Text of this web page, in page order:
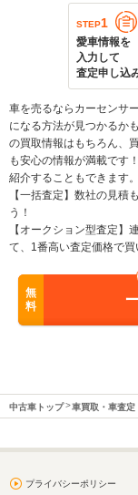
STEP1
愛車情報を
入力して
査定申し込
車を売るならカーセンサ
になる方法が見つかるか
の買取情報はもちろん、
も安心の情報が満載です
紹介することもできます。
【一括査定】数社の見積
う！
【オークション型査定】
て、1番高い査定価格で買
無
料
中古車トップ 車買取・車査定
プライバシーポリシー